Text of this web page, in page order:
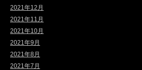
2021年12月
2021年11月
2021年10月
2021年9月
2021年8月
2021年7月